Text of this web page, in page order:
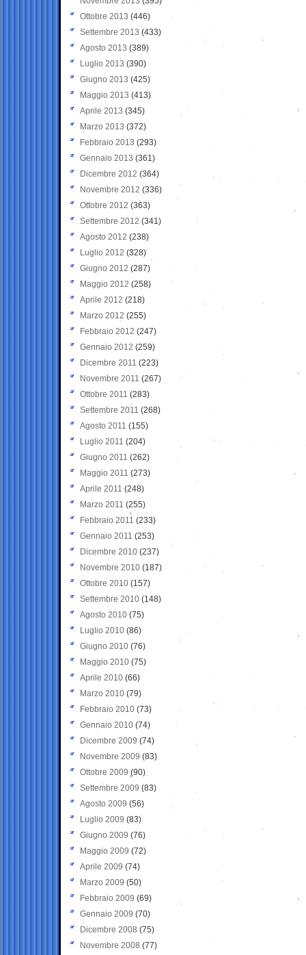
Ottobre 2013 (446)
Settembre 2013 (433)
Agosto 2013 (389)
Luglio 2013 (390)
Giugno 2013 (425)
Maggio 2013 (413)
Aprile 2013 (345)
Marzo 2013 (372)
Febbraio 2013 (293)
Gennaio 2013 (361)
Dicembre 2012 (364)
Novembre 2012 (336)
Ottobre 2012 (363)
Settembre 2012 (341)
Agosto 2012 (238)
Luglio 2012 (328)
Giugno 2012 (287)
Maggio 2012 (258)
Aprile 2012 (218)
Marzo 2012 (255)
Febbraio 2012 (247)
Gennaio 2012 (259)
Dicembre 2011 (223)
Novembre 2011 (267)
Ottobre 2011 (283)
Settembre 2011 (268)
Agosto 2011 (155)
Luglio 2011 (204)
Giugno 2011 (262)
Maggio 2011 (273)
Aprile 2011 (248)
Marzo 2011 (255)
Febbraio 2011 (233)
Gennaio 2011 (253)
Dicembre 2010 (237)
Novembre 2010 (187)
Ottobre 2010 (157)
Settembre 2010 (148)
Agosto 2010 (75)
Luglio 2010 (86)
Giugno 2010 (76)
Maggio 2010 (75)
Aprile 2010 (66)
Marzo 2010 (79)
Febbraio 2010 (73)
Gennaio 2010 (74)
Dicembre 2009 (74)
Novembre 2009 (83)
Ottobre 2009 (90)
Settembre 2009 (83)
Agosto 2009 (56)
Luglio 2009 (83)
Giugno 2009 (76)
Maggio 2009 (72)
Aprile 2009 (74)
Marzo 2009 (50)
Febbraio 2009 (69)
Gennaio 2009 (70)
Dicembre 2008 (75)
Novembre 2008 (77)